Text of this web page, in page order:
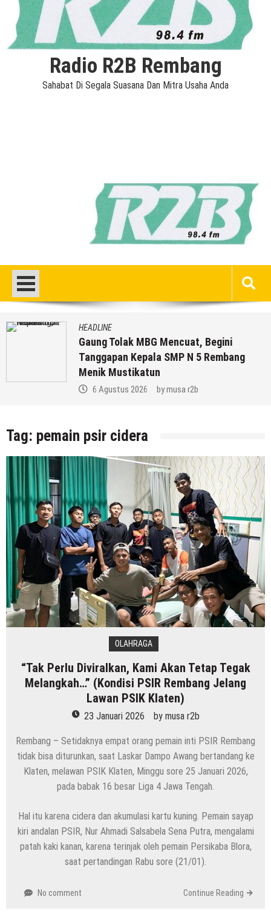
Radio R2B Rembang
Sahabat Di Segala Suasana Dan Mitra Usaha Anda
HEADLINE
Gaung Tolak MBG Mencuat, Begini
Tanggapan Kepala SMP N 5 Rembang
Menik Mustikatun
6 Agustus 2026 bymusa r2b
Tag: pemain psir cidera
OLAHRAGA
“Tak Perlu Diviralkan, Kami Akan Tetap Tegak
Melangkah…” (Kondisi PSIR Rembang Jelang
Lawan PSIK Klaten)
23 Januari 2026 by musa r2b
Rembang – Setidaknya empat orang pemain inti PSIR Rembang
tidak bisa diturunkan, saat Laskar Dampo Awang bertandang ke
Klaten, melawan PSIK Klaten, Minggu sore 25 Januari 2026,
pada babak 16 besar Liga 4 Jawa Tengah.
Hal itu karena cidera dan akumulasi kartu kuning. Pemain sayap
kiri andalan PSIR, Nur Ahmadi Salsabela Sena Putra, mengalami
patah kaki kanan, karena terinjak oleh pemain Persikaba Blora,
saat pertandingan Rabu sore (21/01).
No comment Continue Reading